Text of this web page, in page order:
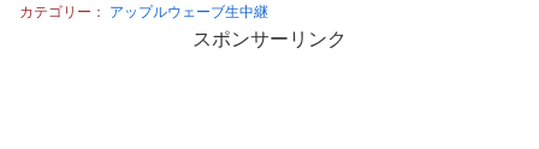
カテゴリー： アップルウェーブ生中継
スポンサーリンク